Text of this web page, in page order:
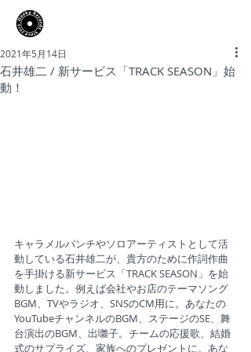
石井雄二 / 新サービス「TRACK SEASON」始
動！
2021年5月14日
キャラメルパンチやソロアーティストとして活
動している石井雄二が、貴方のために作詞作曲
を手掛ける新サービス「TRACK SEASON」を始
動しました。例えば会社やお店のテーマソング
BGM、TVやラジオ、SNSのCM用に。あなたの
YouTubeチャンネルのBGM、ステージのSE、舞
台演出のBGM、出囃子。チームの応援歌、結婚
式のサプライズ、家族へのプレゼントに。あな